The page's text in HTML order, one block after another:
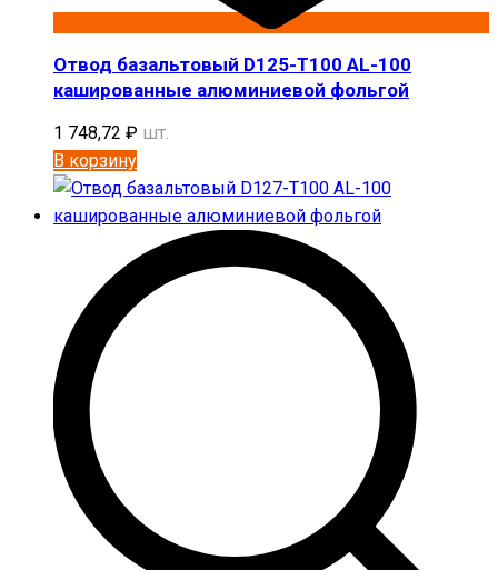
Отвод базальтовый D125-T100 AL-100
кашированные алюминиевой фольгой
1 748,72 ₽ шт.
В корзину